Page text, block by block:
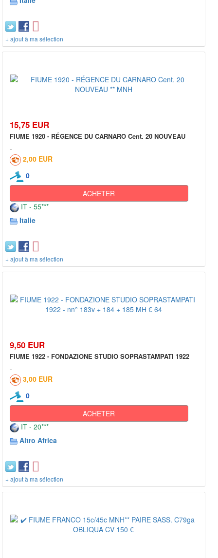
+ ajout à ma sélection
15,75 EUR
FIUME 1920 - RÉGENCE DU CARNARO Cent. 20 NOUVEAU
2,00 EUR
0
ACHETER
IT - 55***
Italie
+ ajout à ma sélection
9,50 EUR
FIUME 1922 - FONDAZIONE STUDIO SOPRASTAMPATI 1922
3,00 EUR
0
ACHETER
IT - 20***
Altro Africa
+ ajout à ma sélection